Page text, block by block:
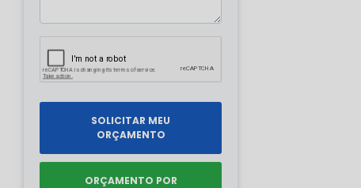
SOLICITAR MEU
ORÇAMENTO
ORÇAMENTO POR